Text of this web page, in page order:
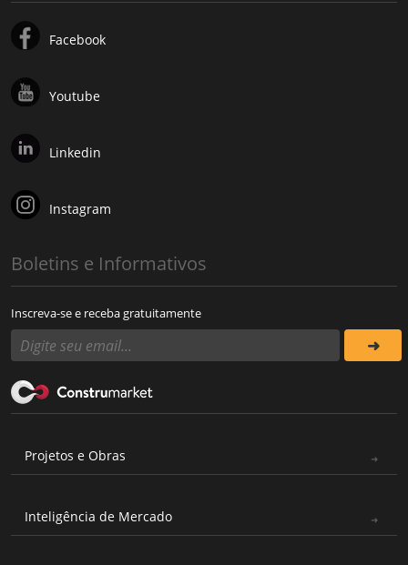
Facebook
Youtube
Linkedin
Instagram
Boletins e Informativos
Inscreva-se e receba gratuitamente
Projetos e Obras
Inteligência de Mercado